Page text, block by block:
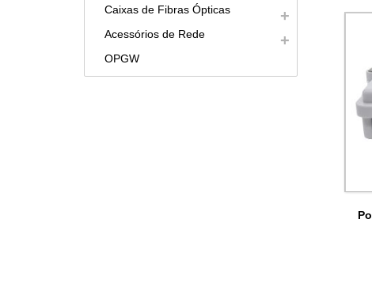
Caixas de Fibras Ópticas
Acessórios de Rede
OPGW